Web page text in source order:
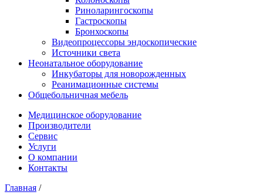
Риноларингоскопы
Гастроскопы
Бронхоскопы
Видеопроцессоры эндоскопические
Источники света
Неонатальное оборудование
Инкубаторы для новорожденных
Реанимационные системы
Общебольничная мебель
Медицинское оборудование
Производители
Сервис
Услуги
О компании
Контакты
Главная /